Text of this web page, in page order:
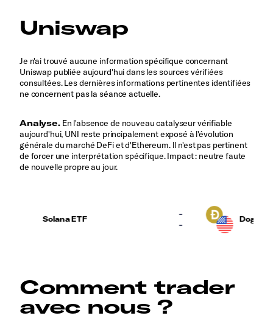
Uniswap
Je n'ai trouvé aucune information spécifique concernant
Uniswap publiée aujourd'hui dans les sources vérifiées
consultées. Les dernières informations pertinentes identifiées
ne concernent pas la séance actuelle.
Analyse.En l'absence de nouveau catalyseur vérifiable
aujourd'hui, UNI reste principalement exposé à l'évolution
générale du marché DeFi et d'Ethereum. Il n'est pas pertinent
de forcer une interprétation spécifique. Impact : neutre faute
de nouvelle propre au jour.
Comment trader
avec nous ?